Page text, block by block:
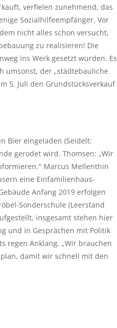
verfielen zunehmend, das
Sozialhilfeempfänger. Vor
nicht alles schon versucht,
zu realisieren! Die
ins Werk gesetzt wurden. Es
umsonst, der „städtebauliche
5. Juli den Grundstücksverkauf
Bier eingeladen (Seidelt:
gerodet wird. Thomsen: „Wir
Marcus Mellenthin
eine Einfamilienhaus-
Anfang 2019 erfolgen
Sonderschule (Leerstand
insgesamt stehen hier
und in Gesprächen mit Politik
regen Anklang. „Wir brauchen
damit wir schnell mit den